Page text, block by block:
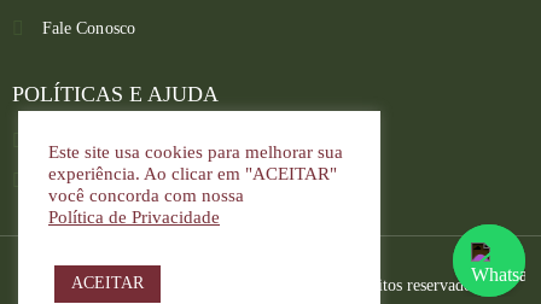
Fale Conosco
POLÍTICAS E AJUDA
Política de privacidade
Copyright © 2022. Joay Cordas. Todos os direitos reservados.
Este site usa cookies para melhorar sua
experiência. Ao clicar em "ACEITAR"
você concorda com nossa
Política de Privacidade
ACEITAR
Atendimento